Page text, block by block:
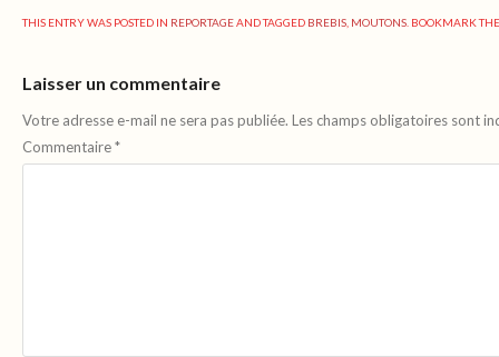
THIS ENTRY WAS POSTED IN REPORTAGEAND TAGGED BREBIS MOUTONS . BOOKMARK
Laisser un commentaire
Votre adresse e-mail ne sera pas publiée. Les champs obligatoires sont
Commentaire*